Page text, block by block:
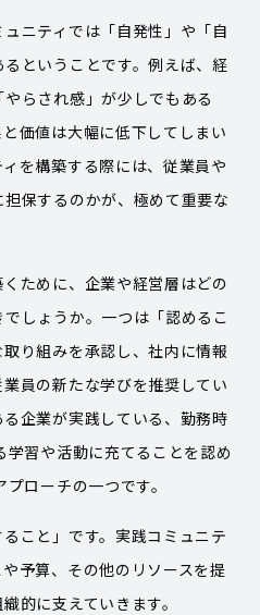
ニティでは「自発性」や「自
ということです。例えば、経
らされ感」が少しでもある
価値は大幅に低下してしまい
を構築する際には、従業員や
保するのかが、極めて重要な
ために、企業や経営層はどの
しょうか。一つは「認めるこ
り組みを承認し、社内に情報
員の新たな学びを推奨してい
企業が実践している、勤務時
習や活動に充てることを認め
ローチの一つです。
こと」です。実践コミュニテ
予算、その他のリソースを提
的に支えていきます。